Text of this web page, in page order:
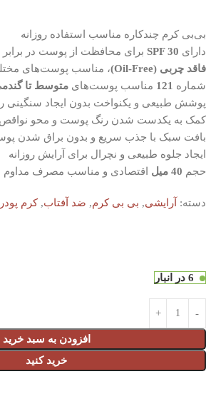
بی‌بی کرم چندکاره مناسب استفاده روزانه
دارای SPF 30 برای محافظت از پوست در
فاقد چربی (Oil‑Free)
، مناسب پوست‌های
شماره 121 مناسب پوست‌های متوسط تا
پوشش طبیعی و یکنواخت بدون ایجاد
کمک به یکدست شدن رنگ پوست و محو
بافت سبک با جذب سریع و بدون براق شدن
ایجاد جلوه طبیعی و نچرال برای آرایش روزانه
حجم 40 میل اقتصادی و مناسب مصرف مداوم
دسته: آرایشی, بی بی کرم, ضد آفتاب, کرم پودر
6 در انبار
افزودن به سبد خرید
خرید کنید